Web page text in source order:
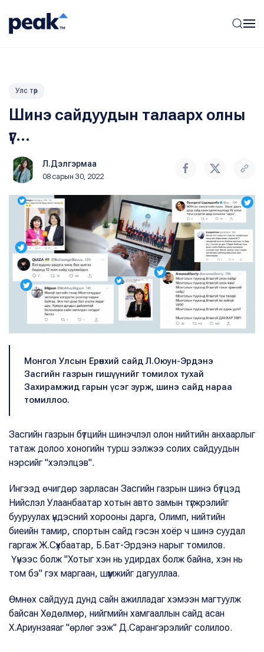
Улс төр
Шинэ сайдуудын талаарх олны
үг...
Л.Дэлгэрмаа
08 сарын 30, 2022
Монгол Улсын Ерөнхий сайд Л.Оюун-Эрдэнэ
Засгийн газрын гишүүнийг томилох тухай
Захирамжид гарын үсэг зурж, шинэ сайд нараа
томиллоо.
Засгийн газрын бүтцийн шинэчлэл олон нийтийн анхаарлыг
татаж долоо хоногийн турш ээлжээ солих сайдуудын
нэрсийг "хэлэлцэв".
Ингээд өчигдөр зарласан Засгийн газрын шинэ бүтцэд
Нийслэл Улаанбаатар хотын авто замын түгжрэлийг
бууруулах үндэсний хорооны дарга, Олимп, нийтийн
биеийн тамир, спортын сайд гэсэн хоёр ч шинэ суудал
гаргаж Ж.Сүхбаатар, Б.Бат-Эрдэнэ нарыг томилов.
Үүнээс болж "Хотыг хэн нь удирдах болж байна, хэн нь
том бэ" гэх маргаан, шүүмжийг дагууллаа.
Өмнөх сайдууд дунд сайн ажилладаг хэмээн магтуулж
байсан Хөдөлмөр, нийгмийн хамгааллын сайд асан
Х.Ариунзаяаг "өрлөг ээж" Д.Сарангэрэлийг солилоо.